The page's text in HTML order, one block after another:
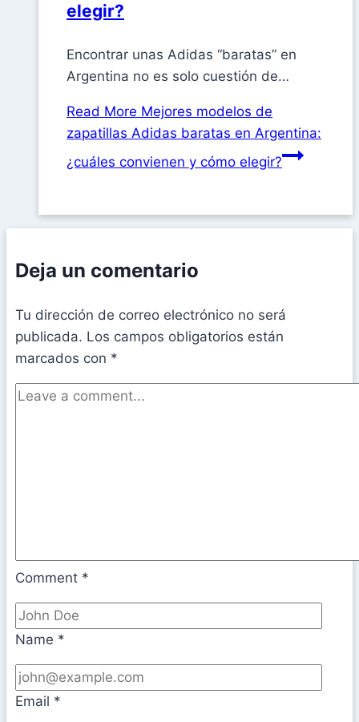
elegir?
Encontrar unas Adidas “baratas” en
Argentina no es solo cuestión de…
Read More Mejores modelos de
zapatillas Adidas baratas en Argentina:
¿cuáles convienen y cómo elegir?
Deja un comentario
Tu dirección de correo electrónico no será
publicada. Los campos obligatorios están
marcados con *
Comment *
Name *
Email *